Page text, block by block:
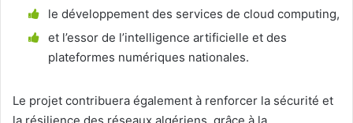
le développement des services de cloud computing,
et l’essor de l’intelligence artificielle et des
plateformes numériques nationales.
Le projet contribuera également à renforcer la sécurité et
la résilience des réseaux algériens, grâce à la